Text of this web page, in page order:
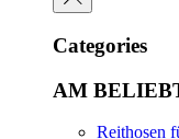
Categories
AM
Reithosen